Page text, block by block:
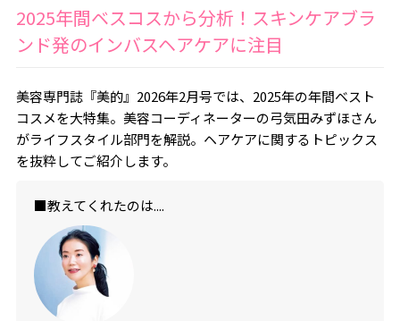
2025年間ベスコスから分析！スキンケアブラ
ンド発のインバスヘアケアに注目
美容専門誌『美的』2026年2月号では、2025年の年間ベスト
コスメを大特集。美容コーディネーターの弓気田みずほさん
がライフスタイル部門を解説。ヘアケアに関するトピックス
を抜粋してご紹介します。
■教えてくれたのは....